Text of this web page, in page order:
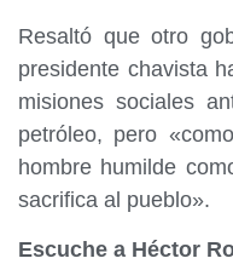
Resaltó que otro
presidente chavista
misiones sociales
petróleo, pero
hombre humilde
sacrifica al pueblo».
Escuche a Héctor